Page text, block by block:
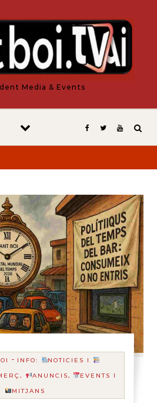
Media & Events
- INFO:
NOTICIES I
ANUNCIS,
EVENTS I
MITJANS